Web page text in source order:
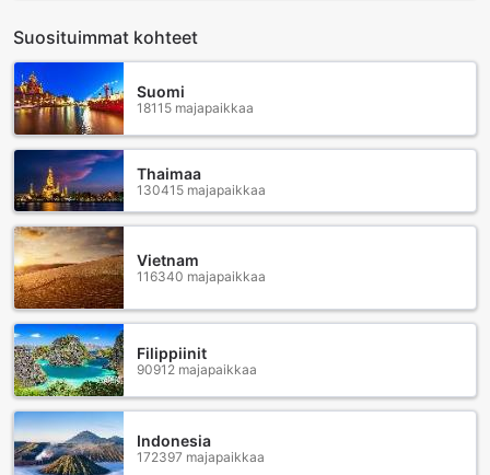
Suosituimmat kohteet
Suomi
18115 majapaikkaa
Thaimaa
130415 majapaikkaa
Vietnam
116340 majapaikkaa
Filippiinit
90912 majapaikkaa
Indonesia
172397 majapaikkaa